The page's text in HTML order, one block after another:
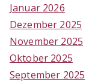
Januar 2026
Dezember 2025
November 2025
Oktober 2025
September 2025